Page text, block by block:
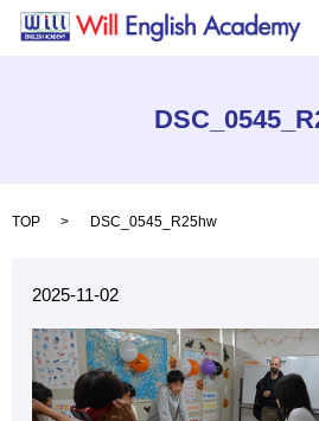
TOP DSC_0545_R25hw
2025-11-02